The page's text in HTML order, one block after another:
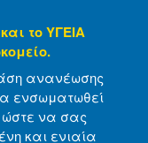
Privacy Policy
το ΥΓΕΙΑ
ανανέωσης
ενσωματωθεί
ώστε να σας
και ενιαία